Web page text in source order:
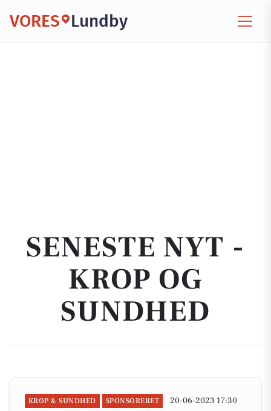
VORES Lundby
SENESTE NYT -
KROP OG
SUNDHED
KROP & SUNDHED SPONSORERET 20-06-2023 17:30